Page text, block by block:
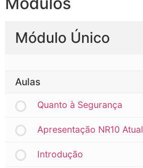
Módulo Único
Aulas
Quanto à Segurança
Apresentação NR10
Introdução